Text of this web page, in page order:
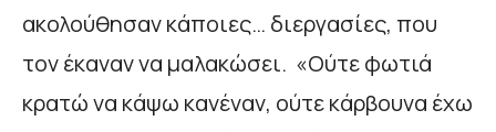
ακολούθησαν κάποιες… διεργασίες, που
τον έκαναν να μαλακώσει. «Ούτε φωτιά
κρατώ να κάψω κανέναν, ούτε κάρβουνα έχω